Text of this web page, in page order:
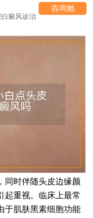
癜风诊治
咨询她
同时伴随头皮边缘颜
起重视。临床上最常
于肌肤黑素细胞功能